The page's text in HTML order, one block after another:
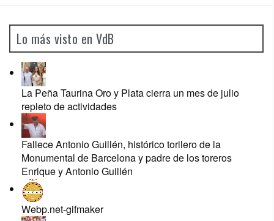
Lo más visto en VdB
La Peña Taurina Oro y Plata cierra un mes de julio
repleto de actividades
Fallece Antonio Guillén, histórico torilero de la
Monumental de Barcelona y padre de los toreros
Enrique y Antonio Guillén
Webp.net-gifmaker